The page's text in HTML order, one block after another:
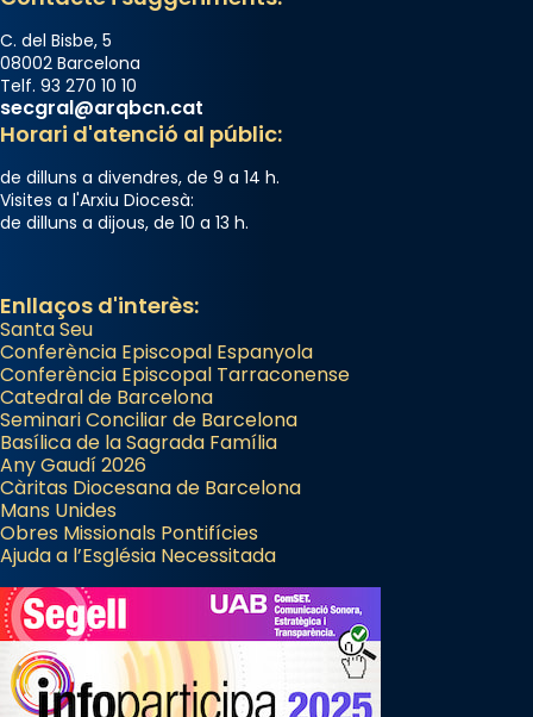
View on Facebook ·
C. del Bisbe, 5
08002 Barcelona
Telf. 93 270 10 10
secgral@arqbcn.cat
Horari d'atenció al públic:
de dilluns a divendres, de 9 a 14 h.
Visites a l'Arxiu Diocesà:
de dilluns a dijous, de 10 a 13 h.
Enllaços d'interès:
Santa Seu
Conferència Episcopal Espanyola
Conferència Episcopal Tarraconense
Catedral de Barcelona
Seminari Conciliar de Barcelona
Basílica de la Sagrada Família
Any Gaudí 2026
Càritas Diocesana de Barcelona
Mans Unides
Obres Missionals Pontifícies
Ajuda a l’Església Necessitada